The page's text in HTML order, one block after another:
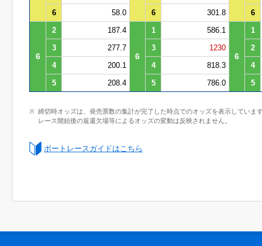
6
58.0 6 301.8 6
6
2 187.4
6
1 586.1
6
1
3
277.7 3 1230
2
4
200.1 4 818.3
4
5
208.4 5 786.0 5
締切時オッズは、発売票数の集計が完了した時点でのオッズを表示していま
レース開始後の返還欠場等によるオッズの変動は反映されません。
ボートレースガイドはこちら